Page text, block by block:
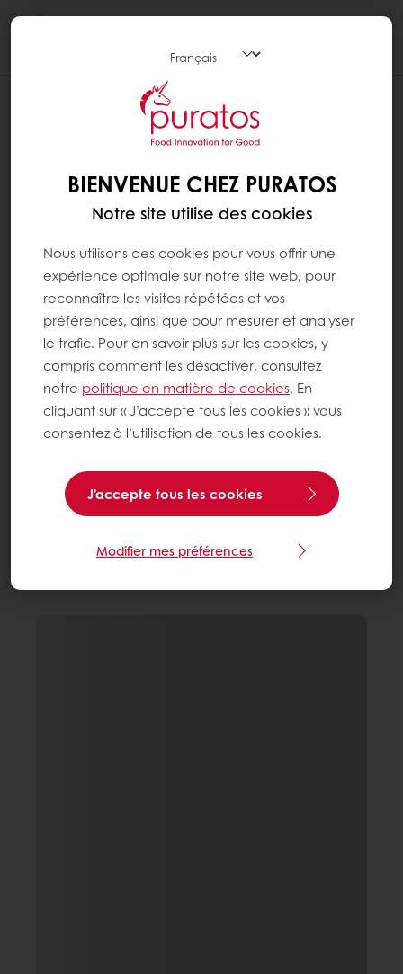
BIENVENUE CHEZ PURATOS
Notre site utilise des cookies
Nous utilisons des cookies pour vous offrir une
expérience optimale sur notre site web, pour
reconnaître les visites répétées et vos
préférences, ainsi que pour mesurer et analyser
le trafic. Pour en savoir plus sur les cookies, y
compris comment les désactiver, consultez
notre politique en matière de cookies. En
cliquant sur « J’accepte tous les cookies » vous
consentez à l’utilisation de tous les cookies.
J'accepte tous les cookies
Modifier mes préférences